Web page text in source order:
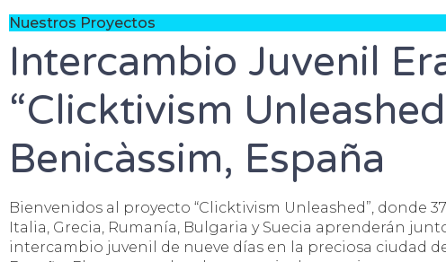
Nuestros Proyectos
Intercambio Juvenil
“Clicktivism
Benicàssim, España
Bienvenidos al proyecto “Clicktivism Unleashed”, donde
Italia, Grecia, Rumanía, Bulgaria y Suecia aprenderán
intercambio juvenil de nueve días en la preciosa ciudad